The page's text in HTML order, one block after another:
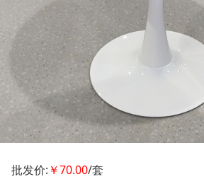
批发价: ￥70.00/套